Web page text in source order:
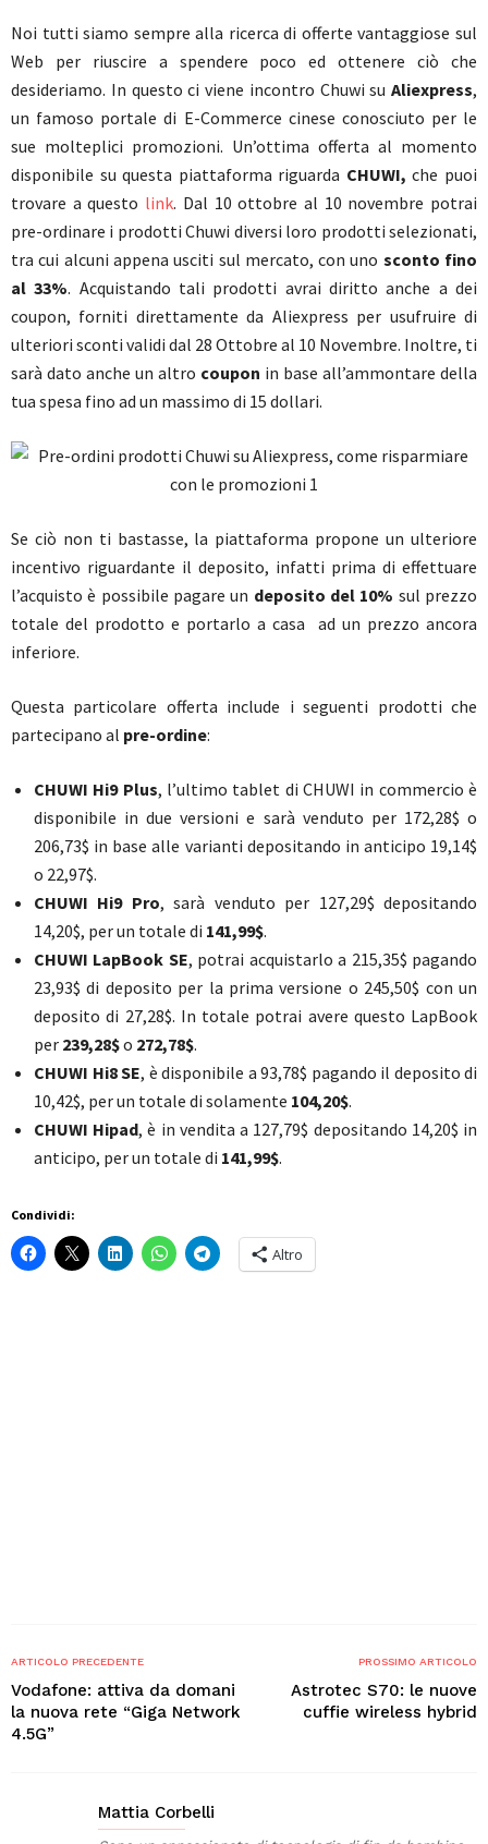
Noi tutti siamo sempre alla ricerca di offerte vantaggiose sul
Web per riuscire a spendere poco ed ottenere ciò che
desideriamo. In questo ci viene incontro Chuwi su Aliexpress,
un famoso portale di E-Commerce cinese conosciuto per le
sue molteplici promozioni. Un’ottima offerta al momento
disponibile su questa piattaforma riguarda CHUWI,che puoi
trovare a questo link. Dal 10 ottobre al 10 novembre potrai
pre-ordinare i prodotti Chuwi diversi loro prodotti selezionati,
tra cui alcuni appena usciti sul mercato, con uno sconto fino
al 33%. Acquistando tali prodotti avrai diritto anche a dei
coupon, forniti direttamente da Aliexpress per usufruire di
ulteriori sconti validi dal 28 Ottobre al 10 Novembre. Inoltre, ti
sarà dato anche un altro coupon in base all’ammontare della
tua spesa fino ad un massimo di 15 dollari.
Se ciò non ti bastasse, la piattaforma propone un ulteriore
incentivo riguardante il deposito, infatti prima di effettuare
l’acquisto è possibile pagare un deposito del 10% sul prezzo
totale del prodotto e portarlo a casa ad un prezzo ancora
inferiore.
Questa particolare offerta include i seguenti prodotti che
partecipano al pre-ordine:
CHUWI Hi9 Plus, l’ultimo tablet di CHUWI in commercio è
disponibile in due versioni e sarà venduto per 172,28$ o
206,73$ in base alle varianti depositando in anticipo 19,14$
o 22,97$.
CHUWI Hi9 Pro, sarà venduto per 127,29$ depositando
14,20$, per un totale di 141,99$.
CHUWI LapBook SE, potrai acquistarlo a 215,35$ pagando
23,93$ di deposito per la prima versione o 245,50$ con un
deposito di 27,28$. In totale potrai avere questo LapBook
per 239,28$o 272,78$.
CHUWI Hi8 SE, è disponibile a 93,78$ pagando il deposito di
10,42$, per un totale di solamente 104,20$.
CHUWI Hipad, è in vendita a 127,79$ depositando 14,20$ in
anticipo, per un totale di 141,99$.
Condividi:
Altro
ARTICOLO PRECEDENTE
Vodafone: attiva da domani
la nuova rete “Giga Network
4.5G”
PROSSIMO ARTICOLO
Astrotec S70: le nuove
cuffie wireless hybrid
Mattia Corbelli